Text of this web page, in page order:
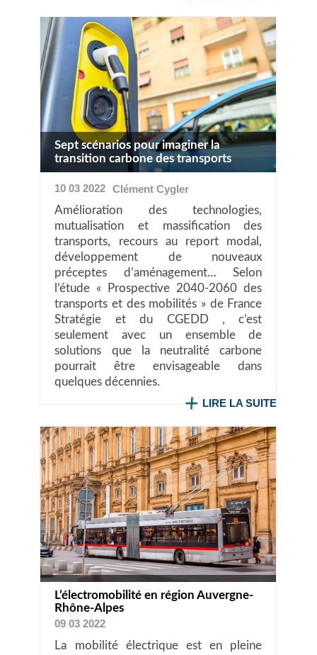
Sept scénarios pour imaginer la
transition carbone des transports
10 03 2022 ClémentCygler
Amélioration des technologies,
mutualisation et massification des
transports, recours au report modal,
développement de nouveaux
préceptes d’aménagement… Selon
l’étude « Prospective 2040-2060 des
transports et des mobilités » de France
Stratégie et du CGEDD , c’est
seulement avec un ensemble de
solutions que la neutralité carbone
pourrait être envisageable dans
quelques décennies.
LIRE LA SUITE
L’électromobilité en région Auvergne-
Rhône-Alpes
09 03 2022
La mobilité électrique est en pleine